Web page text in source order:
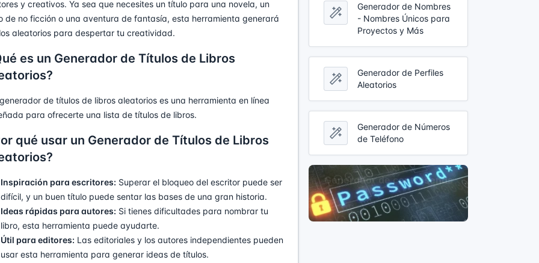
y creativos. Ya sea que necesites un título para una novela, un
de no ficción o una aventura de fantasía, esta herramienta generará
aleatorios para despertar tu creatividad.
es un Generador de Títulos de Libros
de títulos de libros aleatorios es una herramienta en línea
para ofrecerte una lista de títulos de libros.
qué usar un Generador de Títulos de Libros
Inspiración para escritores: Superar el bloqueo del escritor puede ser
difícil, y un buen título puede sentar las bases de una gran historia.
Ideas rápidas para autores: Si tienes dificultades para nombrar tu
libro, esta herramienta puede ayudarte.
Útil para editores: Las editoriales y los autores independientes pueden
usar esta herramienta para generar ideas de títulos.
Generador de Nombres
- Nombres Únicos para
Proyectos y Más
Generador de Perfiles
Aleatorios
Generador de Números
de Teléfono